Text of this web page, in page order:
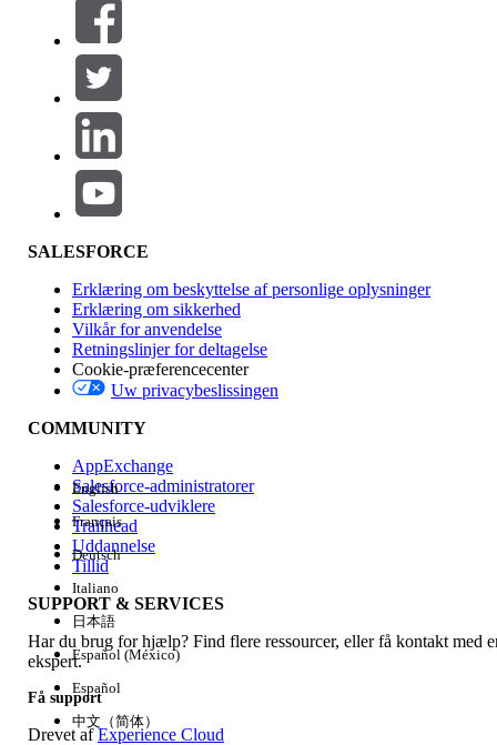
Filtre (0)
VÆLG FILTRE
Produktområde
Funktionspåvirkning
Version
Experience
Ryd alle Udført
SALESFORCE
Erklæring om beskyttelse af personlige oplysninger
Erklæring om sikkerhed
Vilkår for anvendelse
Retningslinjer for deltagelse
Cookie-præferencecenter
Uw privacybeslissingen
COMMUNITY
AppExchange
Salesforce-administratorer
Salesforce-udviklere
Trailhead
Uddannelse
Tillid
SUPPORT & SERVICES
Har du brug for hjælp? Find flere ressourcer, eller få kontakt med
ekspert.
Få support
Drevet afExperience Cloud
English
Français
Deutsch
Italiano
日本語
Español (México)
Español
中文（简体）